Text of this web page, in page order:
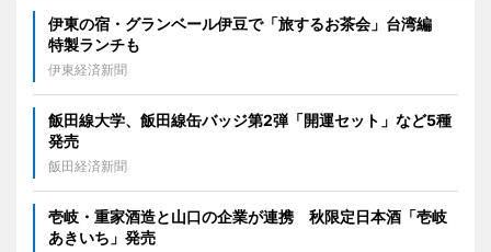
伊東の宿・グランベール伊豆で「旅するお茶会」台湾編
特製ランチも
伊東経済新聞
飯田線大学、飯田線缶バッジ第2弾「開運セット」など5種
発売
飯田経済新聞
壱岐・重家酒造と山口の企業が連携 秋限定日本酒「壱岐
あきいち」発売